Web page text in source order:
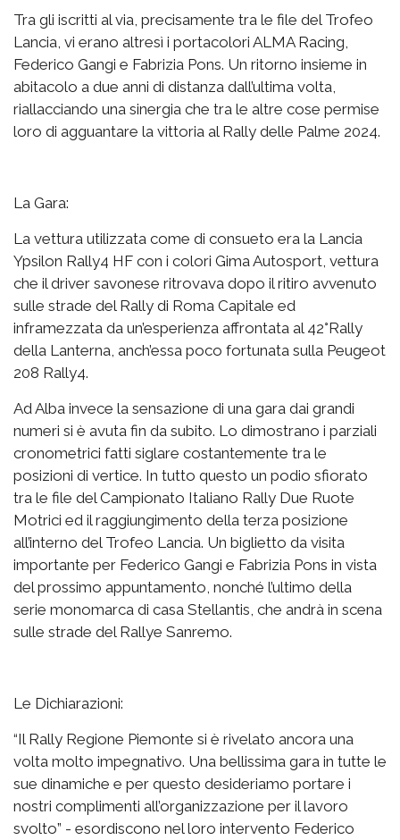
Tra gli iscritti al via, precisamente tra le file del Trofeo
Lancia, vi erano altresì i portacolori ALMA Racing,
Federico Gangi e Fabrizia Pons. Un ritorno insieme in
abitacolo a due anni di distanza dall’ultima volta,
riallacciando una sinergia che tra le altre cose permise
loro di agguantare la vittoria al Rally delle Palme 2024.
La Gara:
La vettura utilizzata come di consueto era la Lancia
Ypsilon Rally4 HF con i colori Gima Autosport, vettura
che il driver savonese ritrovava dopo il ritiro avvenuto
sulle strade del Rally di Roma Capitale ed
inframezzata da un’esperienza affrontata al 42°Rally
della Lanterna, anch’essa poco fortunata sulla Peugeot
208 Rally4.
Ad Alba invece la sensazione di una gara dai grandi
numeri si è avuta fin da subito. Lo dimostrano i parziali
cronometrici fatti siglare costantemente tra le
posizioni di vertice. In tutto questo un podio sfiorato
tra le file del Campionato Italiano Rally Due Ruote
Motrici ed il raggiungimento della terza posizione
all’interno del Trofeo Lancia. Un biglietto da visita
importante per Federico Gangi e Fabrizia Pons in vista
del prossimo appuntamento, nonché l’ultimo della
serie monomarca di casa Stellantis, che andrà in scena
sulle strade del Rallye Sanremo.
Le Dichiarazioni:
“Il Rally Regione Piemonte si è rivelato ancora una
volta molto impegnativo. Una bellissima gara in tutte le
sue dinamiche e per questo desideriamo portare i
nostri complimenti all’organizzazione per il lavoro
svolto” - esordiscono nel loro intervento Federico